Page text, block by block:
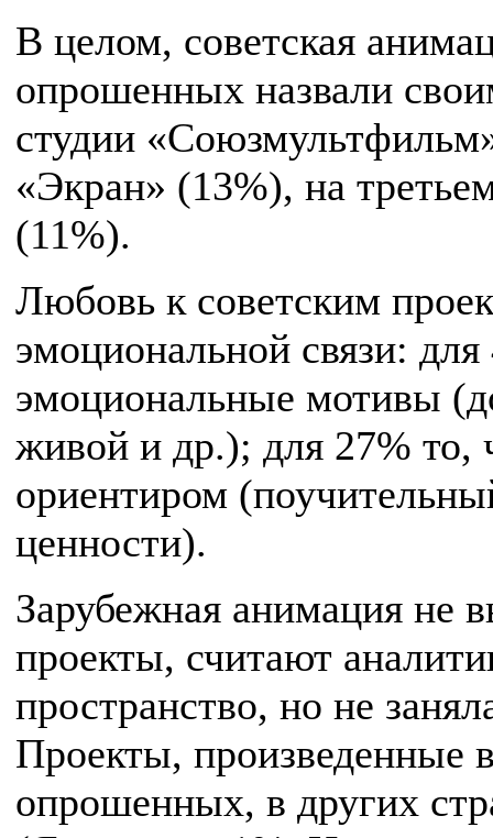
В целом, советская
опрошенных назвали
студии
«Экран» (13%), на
(11%).
Любовь к советским
эмоциональной связи:
эмоциональные мотивы
живой и др.); для 27% то,
ориентиром
ценности).
Зарубежная анимация не
проекты, считают
пространство, но не
Проекты,
опрошенных, в других